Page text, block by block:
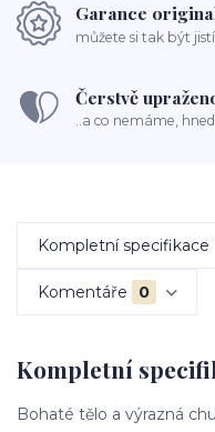
Garance
můžete si tak být
Čerstvě
..a co nemáme,
Kompletní specifikace
Komentáře 0
Kompletní
Bohaté tělo a výrazná